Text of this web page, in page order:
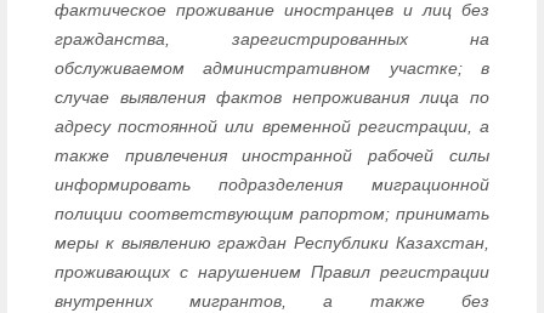
фактическое проживание иностранцев и лиц без
гражданства, зарегистрированных на
обслуживаемом административном участке; в
случае выявления фактов непроживания лица по
адресу постоянной или временной регистрации, а
также привлечения иностранной рабочей силы
информировать подразделения миграционной
полиции соответствующим рапортом; принимать
меры к выявлению граждан Республики Казахстан,
проживающих с нарушением Правил регистрации
внутренних мигрантов, а также без